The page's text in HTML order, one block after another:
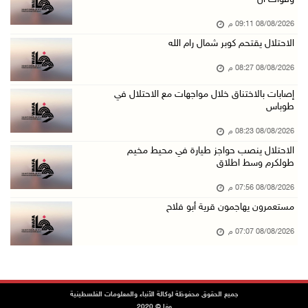
08/آب/2026 04:42 م
جلسة لمجلس الأمن بشأن الضفة الغربية الثلاثاء ...
50 طفلا وطفلة من القدس يستعدون للمغادرة إلى ا ...
08/آب/2026 03:51 م
إصابتان في هجوم للمستعمرين الإرهابيين على بيت ...
الرئيس يستقبل مجلس بلدية بيت لحم ويؤكد النهوض ...
الفيضانات في ولاية آسام الهندية تودي بـ98 شخص ...
08/08/2026 09:11 م
الاحتلال يقتحم كوبر شمال رام الله
08/08/2026 08:27 م
إصابات بالاختناق خلال مواجهات مع الاحتلال في
طوباس
08/08/2026 08:23 م
الاحتلال ينصب حواجز طيارة في محيط مخيم
طولكرم وسط اطلاق
08/08/2026 07:56 م
مستعمرون يهاجمون قرية أبو فلاح
08/08/2026 07:07 م
جميع الحقوق محفوظة لوكالة الأنباء والمعلومات الفلسطينية